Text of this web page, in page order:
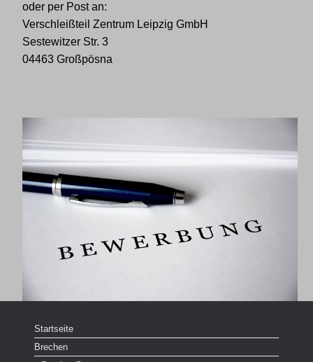
oder per Post an:
Verschleißteil Zentrum Leipzig GmbH
Sestewitzer Str. 3
04463 Großpösna
Startseite
Brechen